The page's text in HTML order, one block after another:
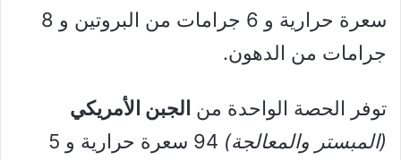
سعرة حرارية و 6 جرامات من البروتين و 8
جرامات من الدهون.
توفر الحصة الواحدة من الجبن الأمريكي
(المبستر والمعالجة)
94 سعرة حرارية و 5